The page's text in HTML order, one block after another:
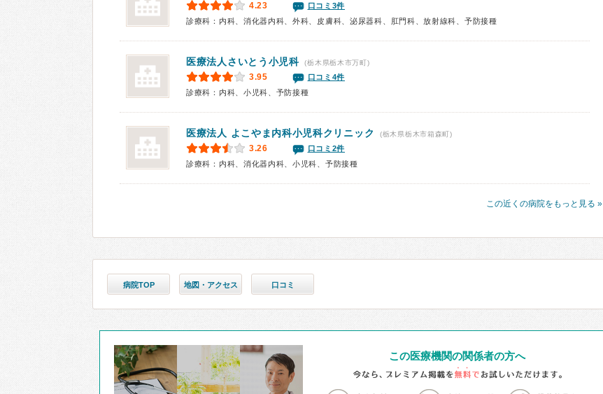
4.23
口コミ3件
診療科：内科、消化器内科、外科、皮膚科、泌尿器科、肛門科、放射線科、予防接種
医療法人 さいとう小児科 (栃木県栃木市万町)
3.95
口コミ4件
診療科：内科、小児科、予防接種
医療法人 よこやま内科小児科クリニック (栃木県栃木市箱森町)
3.26
口コミ2件
診療科：内科、消化器内科、小児科、予防接種
この近くの病院をもっと見る »
病院TOP 地図・アクセス 口コミ
この医療機関の関係者の方へ